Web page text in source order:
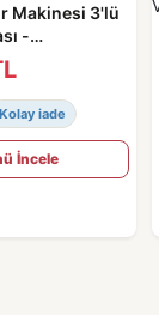
Makinesi 3'lü
-
Kolay iade
İncele